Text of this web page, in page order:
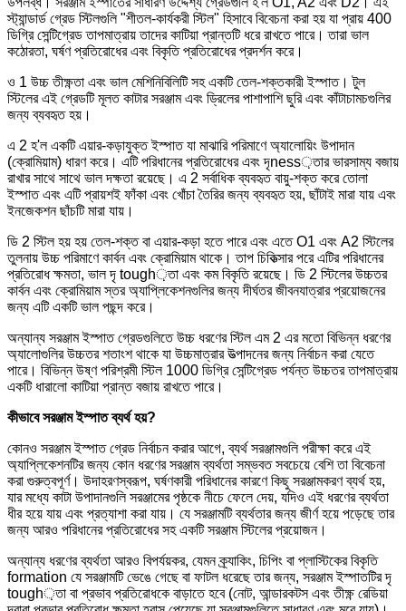
স্ট্যান্ডার্ড গ্রেড স্টিলগুলি "শীতল-কার্যকরী স্টিল" হিসাবে বিবেচনা করা হয় যা প্রায় 400
ডিগ্রি সেন্টিগ্রেড তাপমাত্রায় তাদের কাটিয়া প্রান্তটি ধরে রাখতে পারে। তারা ভাল
কঠোরতা, ঘর্ষণ প্রতিরোধের এবং বিকৃতি প্রতিরোধের প্রদর্শন করে।
ও 1 উচ্চ তীক্ষ্ণতা এবং ভাল মেশিনিবিলিটি সহ একটি তেল-শক্তকারী ইস্পাত। টুল
স্টিলের এই গ্রেডটি মূলত কাটার সরঞ্জাম এবং ড্রিলের পাশাপাশি ছুরি এবং কাঁটাচামচগুলির
জন্য ব্যবহৃত হয়।
এ 2 হ'ল একটি এয়ার-কড়াযুক্ত ইস্পাত যা মাঝারি পরিমাণে অ্যালোয়িং উপাদান
(ক্রোমিয়াম) ধারণ করে। এটি পরিধানের প্রতিরোধের এবং দৃness়তার ভারসাম্য বজায়
রাখার সাথে সাথে ভাল দক্ষতা রয়েছে। এ 2 সর্বাধিক ব্যবহৃত বায়ু-শক্ত করে তোলা
ইস্পাত এবং এটি প্রায়শই ফাঁকা এবং খোঁচা তৈরির জন্য ব্যবহৃত হয়, ছাঁটাই মারা যায় এবং
ইনজেকশন ছাঁচটি মারা যায়।
ডি 2 স্টিল হয় হয় তেল-শক্ত বা এয়ার-কড়া হতে পারে এবং এতে O1 এবং A2 স্টিলের
তুলনায় উচ্চ পরিমাণে কার্বন এবং ক্রোমিয়াম থাকে। তাপ চিকিত্সার পরে এটির পরিধানের
প্রতিরোধ ক্ষমতা, ভাল দৃ tough়তা এবং কম বিকৃতি রয়েছে। ডি 2 স্টিলের উচ্চতর
কার্বন এবং ক্রোমিয়াম স্তর অ্যাপ্লিকেশনগুলির জন্য দীর্ঘতর জীবনযাত্রার প্রয়োজনের
জন্য এটি একটি ভাল পছন্দ করে।
অন্যান্য সরঞ্জাম ইস্পাত গ্রেডগুলিতে উচ্চ ধরণের স্টিল এম 2 এর মতো বিভিন্ন ধরণের
অ্যালোগুলির উচ্চতর শতাংশ থাকে যা উচ্চমাত্রার উত্পাদনের জন্য নির্বাচন করা যেতে
পারে। বিভিন্ন উষ্ণ পরিশ্রমী স্টিল 1000 ডিগ্রি সেন্টিগ্রেড পর্যন্ত উচ্চতর তাপমাত্রায়
একটি ধারালো কাটিয়া প্রান্ত বজায় রাখতে পারে।
কীভাবে সরঞ্জাম ইস্পাত ব্যর্থ হয়?
কোনও সরঞ্জাম ইস্পাত গ্রেড নির্বাচন করার আগে, ব্যর্থ সরঞ্জামগুলি পরীক্ষা করে এই
অ্যাপ্লিকেশনটির জন্য কোন ধরণের সরঞ্জাম ব্যর্থতা সম্ভবত সবচেয়ে বেশি তা বিবেচনা
করা গুরুত্বপূর্ণ। উদাহরণস্বরূপ, ঘর্ষণকারী পরিধানের কারণে কিছু সরঞ্জামকরণ ব্যর্থ হয়,
যার মধ্যে কাটা উপাদানগুলি সরঞ্জামের পৃষ্ঠকে নীচে ফেলে দেয়, যদিও এই ধরণের ব্যর্থতা
ধীর হয়ে যায় এবং প্রত্যাশা করা যায়। যে সরঞ্জামটি ব্যর্থতার জন্য জীর্ণ হয়ে পড়েছে তার
জন্য আরও পরিধানের প্রতিরোধের সহ একটি সরঞ্জাম স্টিলের প্রয়োজন।
অন্যান্য ধরণের ব্যর্থতা আরও বিপর্যয়কর, যেমন ক্র্যাকিং, চিপিং বা প্লাস্টিকের বিকৃতি
formation যে সরঞ্জামটি ভেঙে গেছে বা ফাটল ধরেছে তার জন্য, সরঞ্জাম ইস্পাতটির দৃ
tough়তা বা প্রভাব প্রতিরোধকে বাড়াতে হবে (নোট, আন্ডারকটস এবং তীক্ষ্ণ রেডিয়া